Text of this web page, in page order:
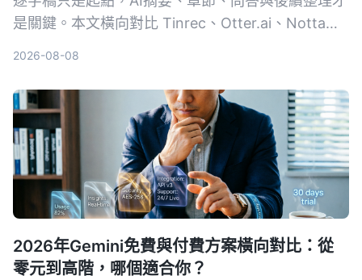
是關鍵。本文橫向對比 Tinrec、Otter.ai、Notta、
2026-08-08
2026年Gemini免費與付費方案橫向對比：從
零元到高階，哪個適合你？